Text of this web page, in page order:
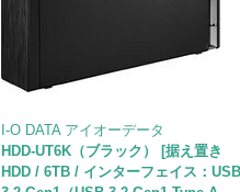
I-O DATA アイオーデータ
HDD-UT6K（ブラック） [据え置き
HDD / 6TB / インターフェイス：USB